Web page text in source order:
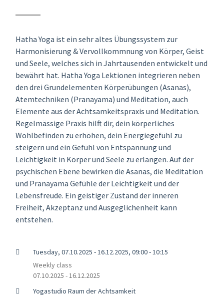
Hatha Yoga ist ein sehr altes Übungssystem zur
Harmonisierung & Vervollkommnung von Körper, Geist
und Seele, welches sich in Jahrtausenden entwickelt und
bewährt hat. Hatha Yoga Lektionen integrieren neben
den drei Grundelementen Körperübungen (Asanas),
Atemtechniken (Pranayama) und Meditation, auch
Elemente aus der Achtsamkeitspraxis und Meditation.
Regelmässige Praxis hilft dir, dein körperliches
Wohlbefinden zu erhöhen, dein Energiegefühl zu
steigern und ein Gefühl von Entspannung und
Leichtigkeit in Körper und Seele zu erlangen. Auf der
psychischen Ebene bewirken die Asanas, die Meditation
und Pranayama Gefühle der Leichtigkeit und der
Lebensfreude. Ein geistiger Zustand der inneren
Freiheit, Akzeptanz und Ausgeglichenheit kann
entstehen.
Tuesday, 07.10.2025 - 16.12.2025, 09:00 - 10:15
Weekly class
07.10.2025 - 16.12.2025
Yogastudio Raum der Achtsamkeit